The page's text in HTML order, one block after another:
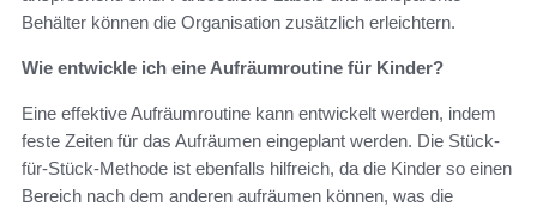
Behälter können die Organisation zusätzlich erleichtern.
Wie entwickle ich eine Aufräumroutine für Kinder?
Eine effektive Aufräumroutine kann entwickelt werden, indem
feste Zeiten für das Aufräumen eingeplant werden. Die Stück-
für-Stück-Methode ist ebenfalls hilfreich, da die Kinder so einen
Bereich nach dem anderen aufräumen können, was die